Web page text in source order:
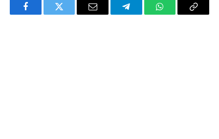
FacebookTwitter Email TelegramWhatsAppCopy